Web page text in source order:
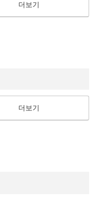
더보기
더보기